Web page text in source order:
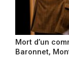
Mort d’un
Baronnet,